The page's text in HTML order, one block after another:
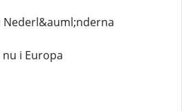
Nederl&auml;nderna
i Europa